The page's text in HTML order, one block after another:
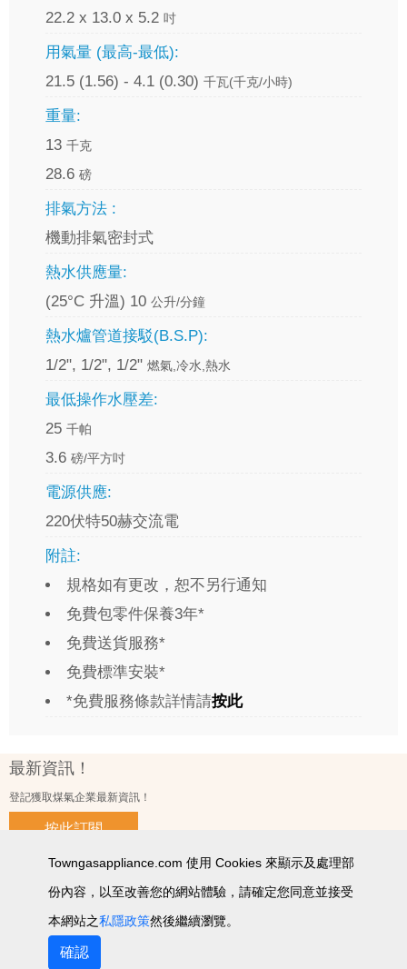
22.2 x 13.0 x 5.2 吋
用氣量 (最高-最低):
21.5 (1.56) - 4.1 (0.30) 千瓦(千克/小時)
重量:
13 千克
28.6 磅
排氣方法 :
機動排氣密封式
熱水供應量:
(25°C 升溫) 10 公升/分鐘
熱水爐管道接駁(B.S.P):
1/2", 1/2", 1/2" 燃氣,冷水,熱水
最低操作水壓差:
25 千帕
3.6 磅/平方吋
電源供應:
220伏特50赫交流電
附註:
規格如有更改，恕不另行通知
免費包零件保養3年*
免費送貨服務*
免費標準安裝*
*免費服務條款詳情請按此
最新資訊！
登記獲取煤氣企業最新資訊！
按此訂閱
使用條款及細則 私隱政策聲明
個人資料收集聲明
Towngasappliance.com 使用 Cookies 來顯示及處理部
份內容，以至改善您的網站體驗，請確定您同意並接受
本網站之私隱政策然後繼續瀏覽。
確認